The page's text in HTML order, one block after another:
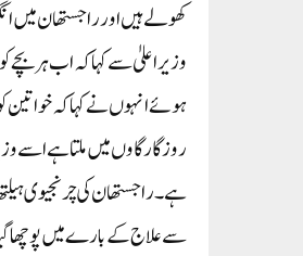
وزیر اعلیٰ سے کہا کہ اب ہر
ہوئے انہوں نے کہا کہ خواتین
روزگار گاوں میں ملتا ہےاسے
ہے۔راجستھان کی چرنجیوی
سے علاج کے بارے میں پوچھا